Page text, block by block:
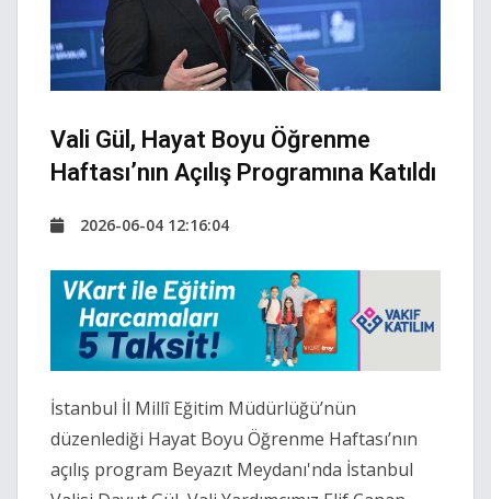
Vali Gül, Hayat Boyu Öğrenme
Haftası’nın Açılış Programına Katıldı
2026-06-04 12:16:04
İstanbul İl Millî Eğitim Müdürlüğü’nün
düzenlediği Hayat Boyu Öğrenme Haftası’nın
açılış program Beyazıt Meydanı'nda İstanbul